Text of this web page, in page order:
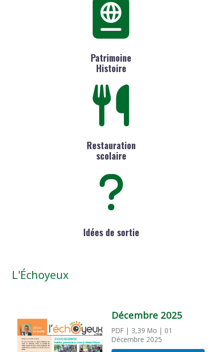
Patrimoine
Histoire
Restauration
scolaire
Idées de sortie
L'Échoyeux
Décembre 2025
PDF | 3,39 Mo | 01
Décembre 2025